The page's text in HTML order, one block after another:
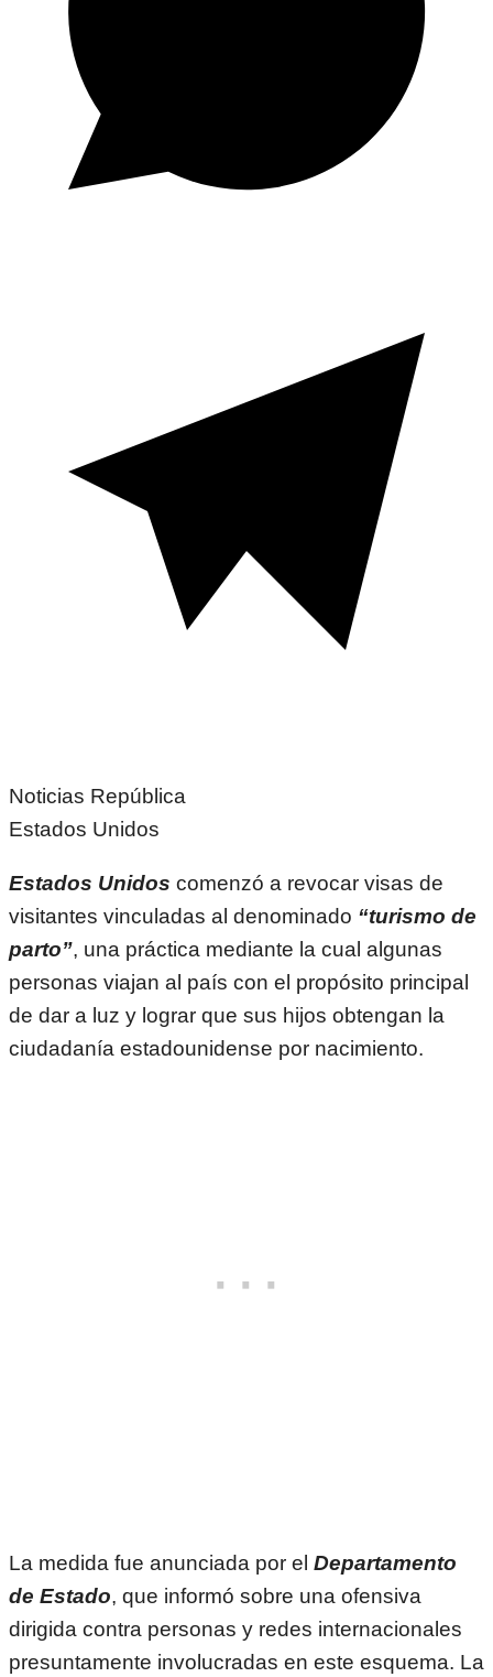
Noticias República
Estados Unidos
Estados Unidos comenzó a revocar visas de
visitantes vinculadas al denominado “turismo de
parto”, una práctica mediante la cual algunas
personas viajan al país con el propósito principal
de dar a luz y lograr que sus hijos obtengan la
ciudadanía estadounidense por nacimiento.
La medida fue anunciada por el Departamento
de Estado, que informó sobre una ofensiva
dirigida contra personas y redes internacionales
presuntamente involucradas en este esquema. La